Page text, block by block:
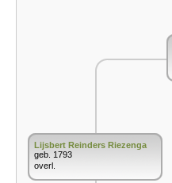
Lijsbert Reinders Riezenga
geb. 1793
overl.